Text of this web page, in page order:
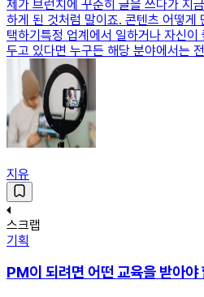
제가 브런치에 꾸준히 글을 쓰다가 지
하게 된 것처럼 말이죠. 콘텐츠 어떻게
택하기특정 업계에서 일하거나 자신
두고 있다면 누구든 해당 분야에서는
지유
스크랩
기획
PM이 되려면 어떤 교육을 받아야